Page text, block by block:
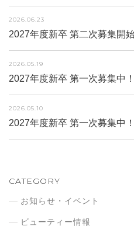
2026.06.23
2027年度新卒 第二次募集開
2026.05.19
2027年度新卒 第一次募集中
2026.05.10
2027年度新卒 第一次募集中
CATEGORY
お知らせ・イベント
ビューティー情報